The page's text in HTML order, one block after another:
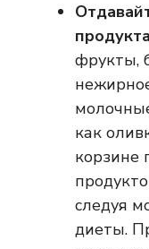
фрукты,
как
корзине
следуя
диеты.